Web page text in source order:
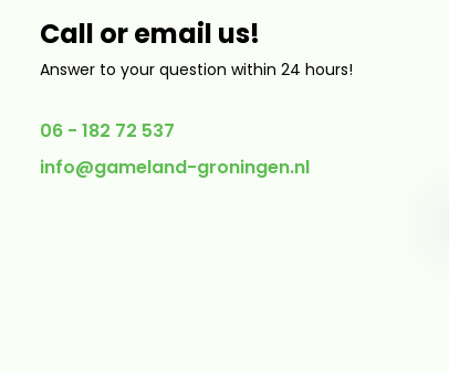
Call or email us!
Answer to your question within 24 hours!
06 - 182 72 537
info@gameland-groningen.nl